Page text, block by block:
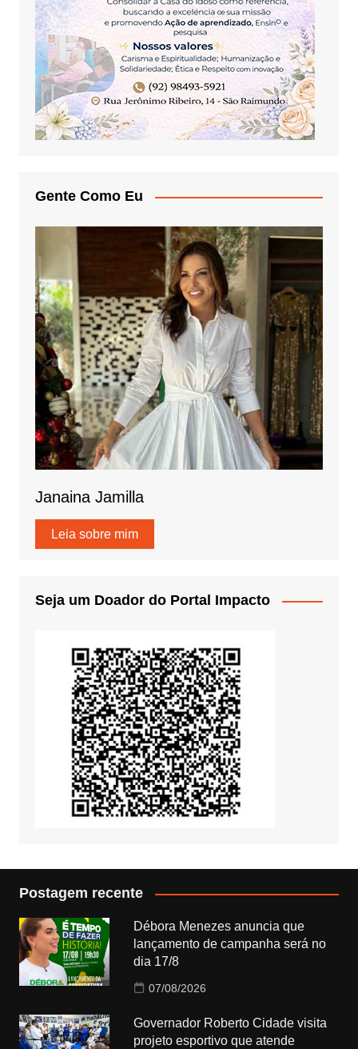
Gente Como Eu
Janaina Jamilla
Leia sobre mim
Seja um Doador do Portal Impacto
Postagem recente
Débora Menezes anuncia que
lançamento de campanha será no
dia 17/8
07/08/2026
Governador Roberto Cidade visita
projeto esportivo que atende